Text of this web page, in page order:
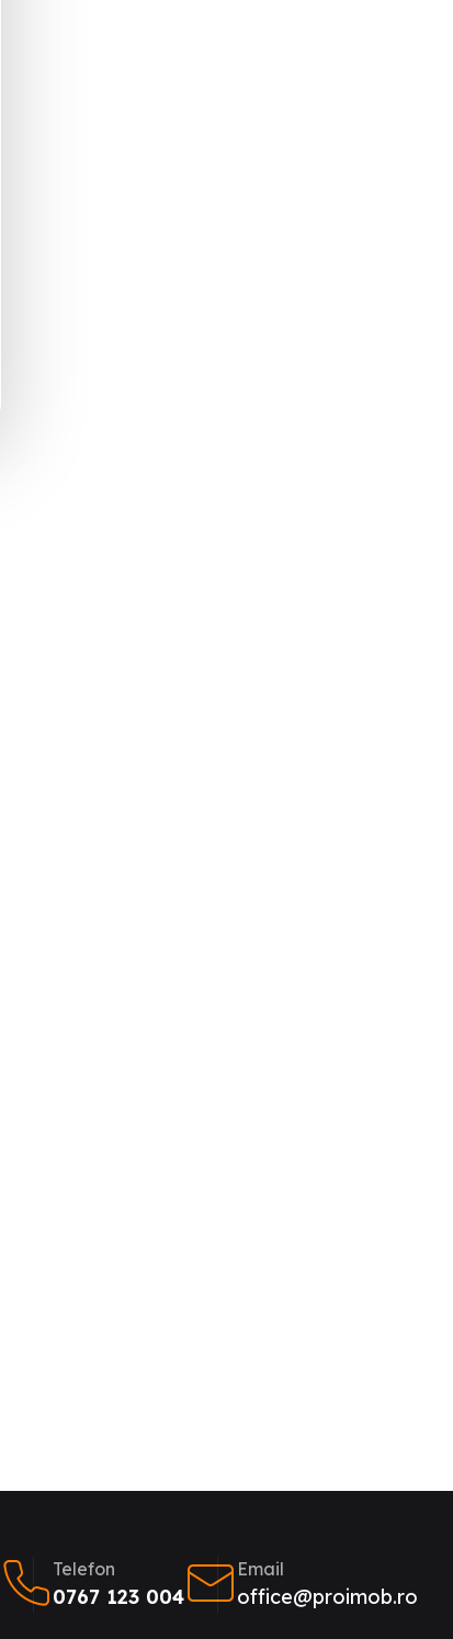
Telefon
0767 123 004
Email
office@proimob.ro